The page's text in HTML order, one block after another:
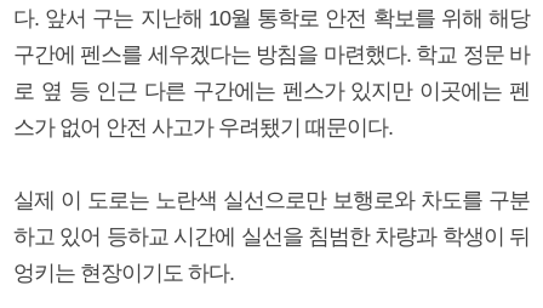
다. 앞서 구는 지난해 10월 통학로 안전 확보를 위해 해당
구간에 펜스를 세우겠다는 방침을 마련했다. 학교 정문 바
로 옆 등 인근 다른 구간에는 펜스가 있지만 이곳에는 펜
스가 없어 안전 사고가 우려됐기 때문이다.
실제 이 도로는 노란색 실선으로만 보행로와 차도를 구분
하고 있어 등하교 시간에 실선을 침범한 차량과 학생이 뒤
엉키는 현장이기도 하다.